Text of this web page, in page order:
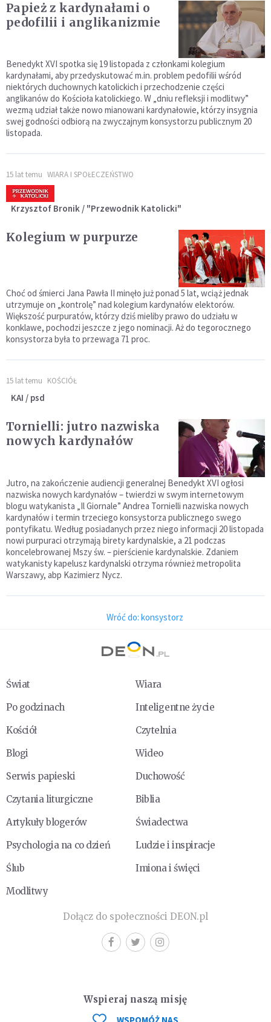
Papież z kardynałami o
pedofilii i anglikanizmie
Benedykt XVI spotka się 19 listopada z członkami kolegium
kardynałami, aby przedyskutować m.in. problem pedofilii wśród
niektórych duchownych katolickich i przechodzenie części
anglikanów do Kościoła katolickiego. W „dniu refleksji i modlitwy”
wezmą udział także nowo mianowani kardynałowie, którzy insygnia
swej godności odbiorą na zwyczajnym konsystorzu publicznym 20
listopada.
15 lat temu WIARA I SPOŁECZEŃSTWO
Krzysztof Bronik / "Przewodnik Katolicki"
Kolegium w purpurze
Choć od śmierci Jana Pawła II minęło już ponad 5 lat, wciąż jednak
utrzymuje on „kontrolę” nad kolegium kardynałów elektorów.
Większość purpuratów, którzy dziś mieliby prawo do udziału w
konklawe, pochodzi jeszcze z jego nominacji. Aż do tegorocznego
konsystorza była to przewaga 71 proc.
15 lat temu KOŚCIÓŁ
KAI / psd
Tornielli: jutro nazwiska
nowych kardynałów
Jutro, na zakończenie audiencji generalnej Benedykt XVI ogłosi
nazwiska nowych kardynałów – twierdzi w swym internetowym
blogu watykanista „Il Giornale” Andrea Tornielli nazwiska nowych
kardynałów i termin trzeciego konsystorza publicznego swego
pontyfikatu. Według posiadanych przez niego informacji 20 listopada
nowi purpuraci otrzymają birety kardynalskie, a 21 podczas
koncelebrowanej Mszy św. – pierścienie kardynalskie. Zdaniem
watykanisty kapelusz kardynalski otrzyma również metropolita
Warszawy, abp Kazimierz Nycz.
Wróć do: konsystorz
Świat
Wiara
Po godzinach
Inteligentne życie
Kościół
Czytelnia
Blogi
Wideo
Serwis papieski
Duchowość
Czytania liturgiczne
Biblia
Artykuły blogerów
Świadectwa
Psychologia na co dzień
Ludzie i inspiracje
Ślub
Imiona i święci
Modlitwy
Dołącz do społeczności DEON.pl
Wspieraj naszą misję
WSPOMÓŻ NAS